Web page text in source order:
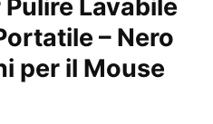
Lavabile
– Nero
per il Mouse